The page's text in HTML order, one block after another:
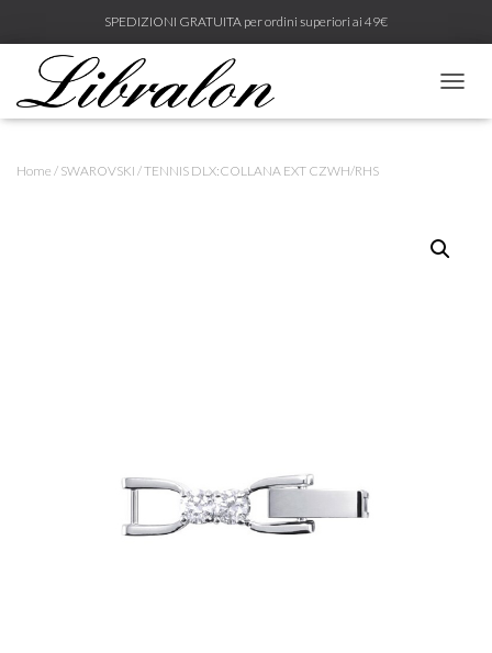
SPEDIZIONI GRATUITA per ordini superiori ai 49€
A
Home / SWAROVSKI / TENNIS DLX:COLLANA EXT CZWH/RHS